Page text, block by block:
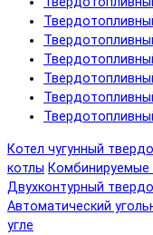
Котел чугунный
котлы Комбинируемые
Двухконтурный
Автоматический
угле